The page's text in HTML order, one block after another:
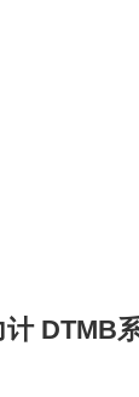
DTMB